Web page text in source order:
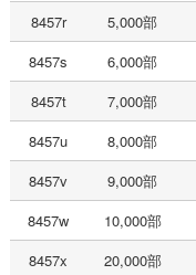
8457r
5,000部
8457s
6,000部
8457t
7,000部
8457u
8,000部
8457v
9,000部
8457w
10,000部
8457x
20,000部